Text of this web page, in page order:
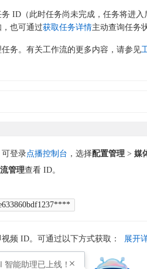
务 ID（此时任务尚未完成，任务将进入
也可通过获取任务详情主动查询任务
务。有关工作流的更多内容，请参见
登录点播控制台 ，选择配置管理 > 媒
管理查看 ID。
频 ID。可通过以下方式获取： 展开
智能助理已上线！